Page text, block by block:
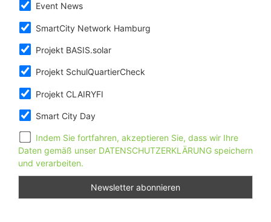
Event News
SmartCity Network Hamburg
Projekt BASIS.solar
Projekt SchulQuartierCheck
Projekt CLAIRYFI
Smart City Day
Indem Sie fortfahren, akzeptieren Sie, dass wir Ihre
Daten gemäß unser DATENSCHUTZERKLÄRUNG speichern
und verarbeiten.